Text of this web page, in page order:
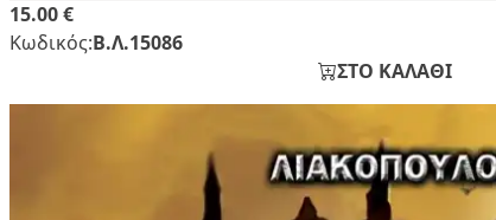
15.00 €
Κωδικός:Β.Λ.15086
ΣΤΟ ΚΑΛΑΘΙ